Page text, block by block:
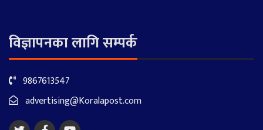
विज्ञापनका लागि सम्पर्क
9867613547
advertising@Koralapost.com